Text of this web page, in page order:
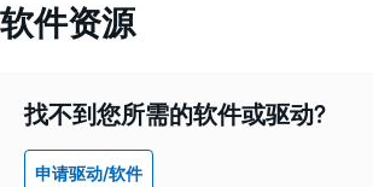
软件资源
找不到您所需的软件或驱动?
申请驱动/软件